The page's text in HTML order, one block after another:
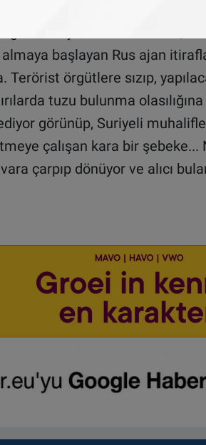
hayati değerde bilgiler
Son dönemde, irili
başlayan Rus ajan
örgütlere sızıp,
tuzu bulunma
görünüp, Suriyeli
çalışan kara bir şebeke...
çarpıp dönüyor ve alıcı